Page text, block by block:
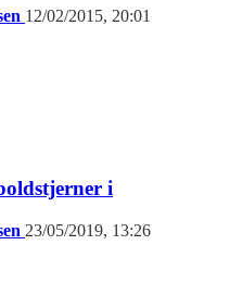
12/02/2015, 20:01
i
23/05/2019, 13:26